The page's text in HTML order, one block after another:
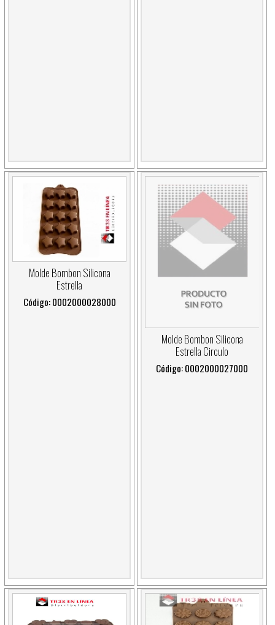
Molde Bombon Silicona
Estrella
Código: 0002000028000
Molde Bombon Silicona
Estrella Circulo
Código: 0002000027000